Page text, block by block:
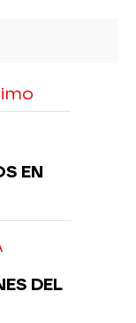
EN
DEL